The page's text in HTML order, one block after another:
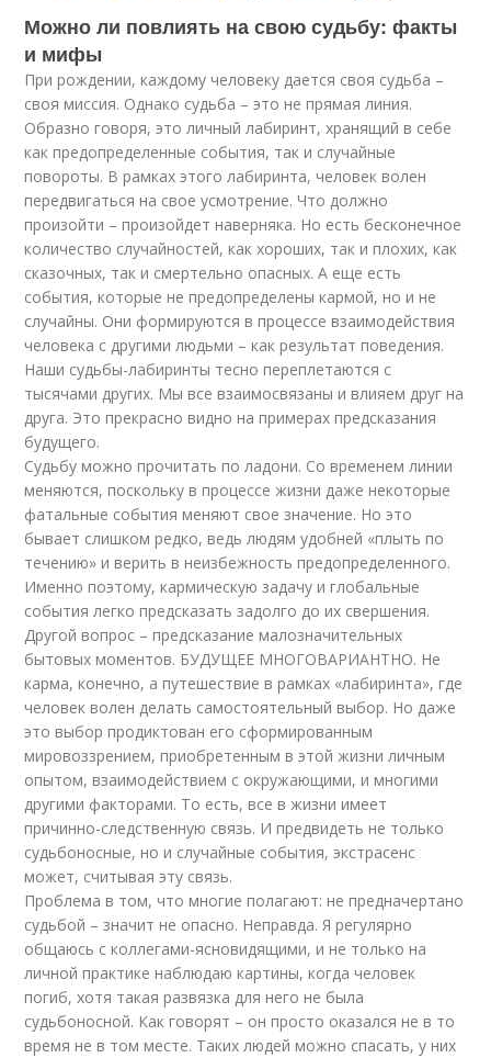
Можно ли повлиять на свою судьбу: факты
и мифы
При рождении, каждому человеку дается своя судьба –
своя миссия. Однако судьба – это не прямая линия.
Образно говоря, это личный лабиринт, хранящий в себе
как предопределенные события, так и случайные
повороты. В рамках этого лабиринта, человек волен
передвигаться на свое усмотрение. Что должно
произойти – произойдет наверняка. Но есть бесконечное
количество случайностей, как хороших, так и плохих, как
сказочных, так и смертельно опасных. А еще есть
события, которые не предопределены кармой, но и не
случайны. Они формируются в процессе взаимодействия
человека с другими людьми – как результат поведения.
Наши судьбы-лабиринты тесно переплетаются с
тысячами других. Мы все взаимосвязаны и влияем друг на
друга. Это прекрасно видно на примерах предсказания
будущего.
Судьбу можно прочитать по ладони. Со временем линии
меняются, поскольку в процессе жизни даже некоторые
фатальные события меняют свое значение. Но это
бывает слишком редко, ведь людям удобней «плыть по
течению» и верить в неизбежность предопределенного.
Именно поэтому, кармическую задачу и глобальные
события легко предсказать задолго до их свершения.
Другой вопрос – предсказание малозначительных
бытовых моментов. БУДУЩЕЕ МНОГОВАРИАНТНО. Не
карма, конечно, а путешествие в рамках «лабиринта», где
человек волен делать самостоятельный выбор. Но даже
это выбор продиктован его сформированным
мировоззрением, приобретенным в этой жизни личным
опытом, взаимодействием с окружающими, и многими
другими факторами. То есть, все в жизни имеет
причинно-следственную связь. И предвидеть не только
судьбоносные, но и случайные события, экстрасенс
может, считывая эту связь.
Проблема в том, что многие полагают: не предначертано
судьбой – значит не опасно. Неправда. Я регулярно
общаюсь с коллегами-ясновидящими, и не только на
личной практике наблюдаю картины, когда человек
погиб, хотя такая развязка для него не была
судьбоносной. Как говорят – он просто оказался не в то
время не в том месте. Таких людей можно спасать, у них